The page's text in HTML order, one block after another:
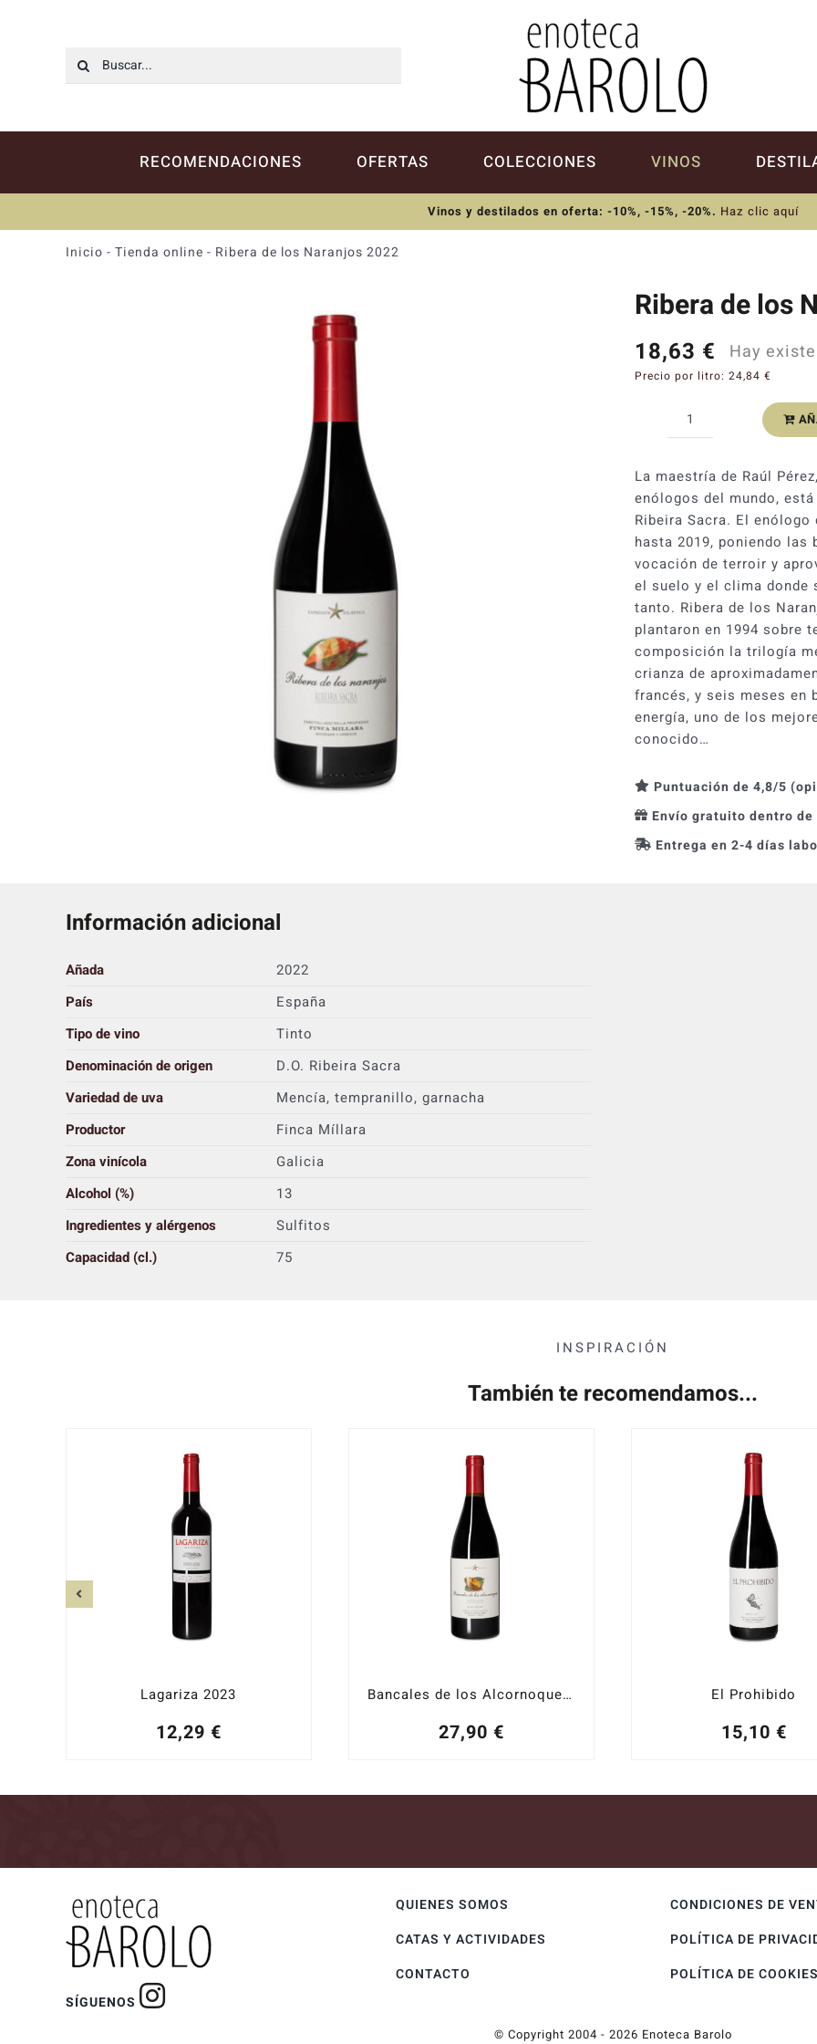
Buscar:
RECOMENDACIONES OFERTAS COLECCIONES VINOS
Vinos y destilados en oferta: -10%, -15%, -20%. Haz clic aquí
Inicio - Tienda online - Ribera de los Naranjos 2022
Ribera de los
18,63 € Hay
Precio por litro: 24,84 €
Ribera
los
Naranjos
2022
cantidad
La maestría de Raúl
enólogos del mundo,
Ribeira Sacra. El
hasta 2019, poniendo
vocación de terroir y
el suelo y el clima donde
tanto. Ribera de los
plantaron en 1994 sobre
composición la trilogía
crianza de
francés, y seis meses en
energía, uno de los
conocido…
Puntuación de 4,8/5
Envío gratuito dentro
Entrega en 2-4 días
Información adicional
Añada
2022
País
España
Tipo de vino
Tinto
Denominación de origen
D.O. Ribeira Sacra
Variedad de uva
Mencía, tempranillo, garnacha
Productor
Finca Míllara
Zona vinícola
Galicia
Alcohol (%)
13
Ingredientes y alérgenos
Sulfitos
Capacidad (cl.)
75
INSPIRACIÓN
También te recomendamos...
Lagariza 2023
12,29 €
Bancales de los Alcornoques 2019
27,90 €
El Prohibido
15,10 €
SÍGUENOS
QUIENES SOMOS
CATAS Y ACTIVIDADES
CONTACTO
CONDICIONES DE
POLÍTICA DE
POLÍTICA DE COOKIES
© Copyright 2004 - 2026 Enoteca Barolo